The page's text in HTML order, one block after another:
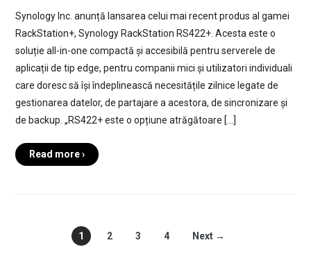
Synology Inc. anunță lansarea celui mai recent produs al gamei
RackStation+, Synology RackStation RS422+. Acesta este o
soluție all-in-one compactă și accesibilă pentru serverele de
aplicații de tip edge, pentru companii mici și utilizatori individuali
care doresc să își îndeplinească necesitățile zilnice legate de
gestionarea datelor, de partajare a acestora, de sincronizare și
de backup. „RS422+ este o opțiune atrăgătoare […]
Read more ›
1 2 3 4 Next →